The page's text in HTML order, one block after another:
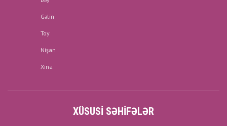
Gəlin
Toy
Nişan
Xına
XÜSUSI SƏHIFƏLƏR